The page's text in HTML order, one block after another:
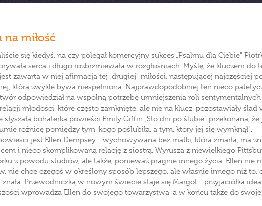
na miłość
się kiedyś, na czy polegał komercyjny sukces „Psalmu dla Ciebie"
serca i długo rozbrzmiewała w rozgłośniach. Myślę, że kluczem do
zawarta w niej afirmacja tej „drugiej" miłości, następującej najczęściej
która zwykle bywa niespełniona. Najprawdopodobniej ten nieco
odpowiedział na wspólną potrzebę umniejszenia roli
młodości, które często zamknięte, ale nie na klucz, pozostawiały ślad
słyszała bohaterka powieści Emily Giffin „Sto dni po ślubie" przekonana, że
różnicę pomiędzy tym, kogo poślubiła, a tym, który jej się wymknął".
jest Ellen Dempsey - wychowywana bez matki, która zmarła, ma
i nieco skomplikowaną relację z siostrą. Wyrusza z niewielkiego
z powodu studiów, ale także, ponieważ pragnie innego życia. Ellen nie
nie chce czegoś w określony sposób lepszego, ale właśnie innego niż to,
Przewodniczką w nowym świecie staje się Margot - przyjaciółka
wprowadza Ellen do swojego towarzystwa, a w końcu także do